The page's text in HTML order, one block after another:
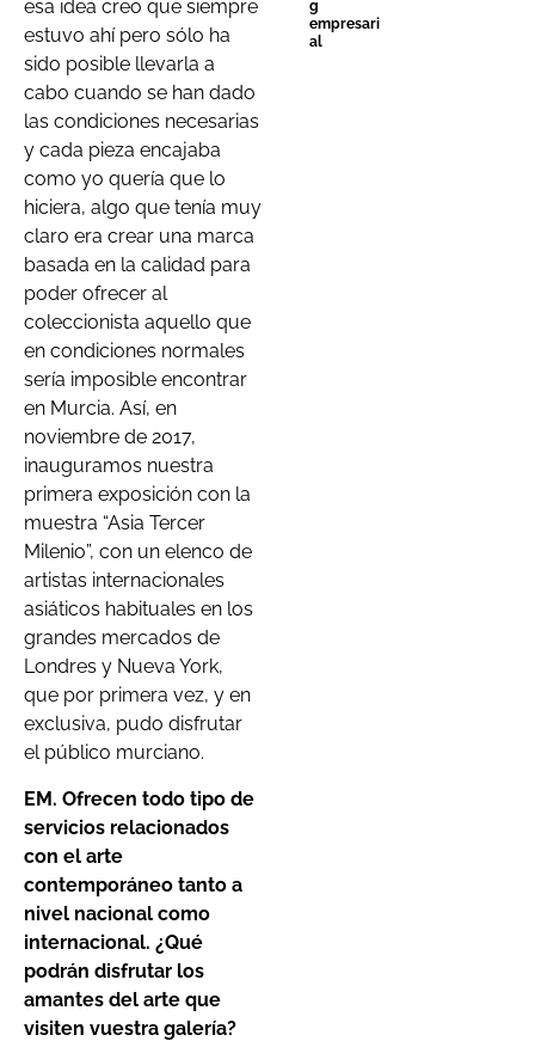
esa idea creo que siempre
estuvo ahí pero sólo ha
sido posible llevarla a
cabo cuando se han dado
las condiciones necesarias
y cada pieza encajaba
como yo quería que lo
hiciera, algo que tenía muy
claro era crear una marca
basada en la calidad para
poder ofrecer al
coleccionista aquello que
en condiciones normales
sería imposible encontrar
en Murcia. Así, en
noviembre de 2017,
inauguramos nuestra
primera exposición con la
muestra “Asia Tercer
Milenio”, con un elenco de
artistas internacionales
asiáticos habituales en los
grandes mercados de
Londres y Nueva York,
que por primera vez, y en
exclusiva, pudo disfrutar
el público murciano.
EM. Ofrecen todo tipo de
servicios relacionados
con el arte
contemporáneo tanto a
nivel nacional como
internacional. ¿Qué
podrán disfrutar los
amantes del arte que
visiten vuestra galería?
g
empresari
al